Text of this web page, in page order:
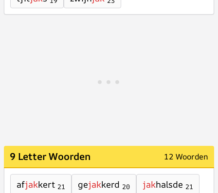
9 Letter Woorden 12 Woorden
afjakkert 21 gejakkerd 20 jakhalsde 21